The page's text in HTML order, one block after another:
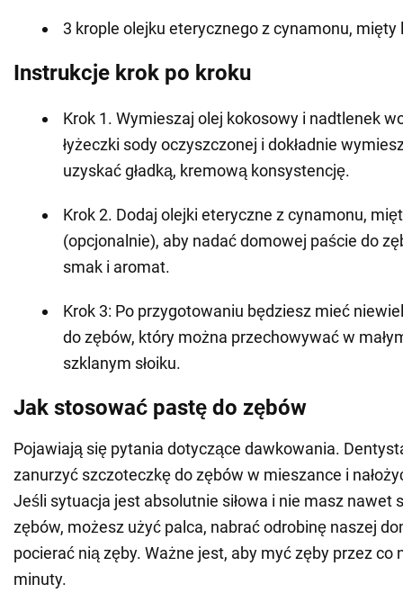
3 krople olejku eterycznego z cynamonu, mięty
Instrukcje krok po kroku
Krok 1. Wymieszaj olej kokosowy i nadtlenek
łyżeczki sody oczyszczonej i dokładnie
uzyskać gładką, kremową konsystencję.
Krok 2. Dodaj olejki eteryczne z cynamonu,
(opcjonalnie), aby nadać domowej paście do
smak i aromat.
Krok 3: Po przygotowaniu będziesz mieć
do zębów, który można przechowywać w
szklanym słoiku.
Jak stosować pastę do zębów
Pojawiają się pytania dotyczące dawkowania.
zanurzyć szczoteczkę do zębów w mieszance i
Jeśli sytuacja jest absolutnie siłowa i nie masz nawet
zębów, możesz użyć palca, nabrać odrobinę naszej
pocierać nią zęby. Ważne jest, aby myć zęby przez co
minuty.